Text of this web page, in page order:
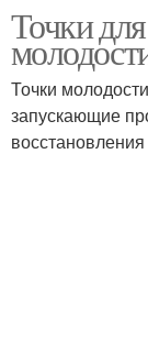
Красоты
Точки
Точки
запускающие